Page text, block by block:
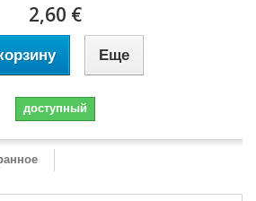
2,60 €
Еще
доступный